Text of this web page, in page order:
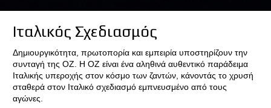
Ιταλικός Σχεδιασμός
Δημιουργικότητα, πρωτοπορία και εμπειρία υποστηρίζουν την
συνταγή της ΟΖ. Η ΟΖ είναι ένα αληθινά αυθεντικό παράδειμα
Ιταλικής υπεροχής στον κόσμο των ζαντών, κάνοντάς το χρυσή
σταθερά στον Ιταλικό σχεδιασμό εμπνευσμένο από τους
αγώνες.